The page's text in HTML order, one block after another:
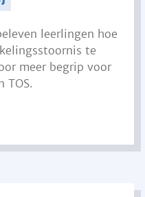
leerlingen hoe
te
meer begrip voor
TOS.